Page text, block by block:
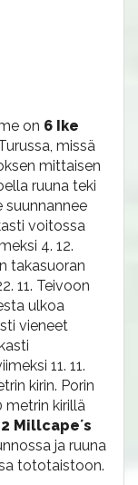
on 6 Ike
missä
mittaisen
ruuna teki
suunnannee
voitossa
4. 12.
takasuoran
11. Teivoon
ulkoa
vieneet
11. 11.
kirin. Porin
metrin kirillä
Millcape´s
ja ruuna
tototaistoon.